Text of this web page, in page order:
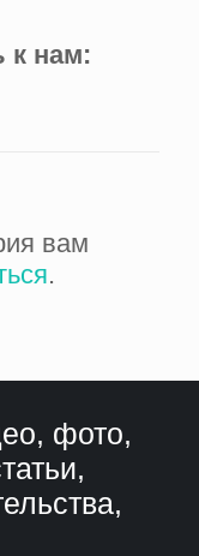
к нам:
вам
.
фото,